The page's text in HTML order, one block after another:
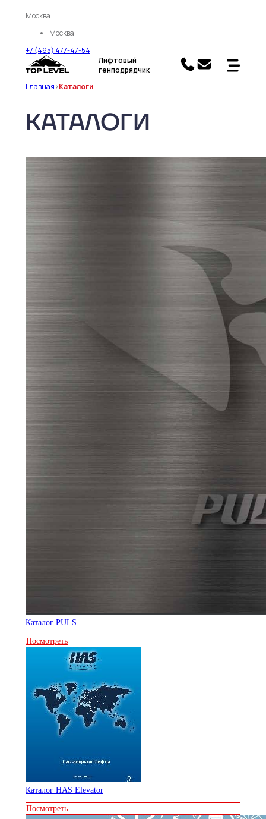
Москва
Москва
+7 (495) 477-47-54
Лифтовый
генподрядчик
Главная>Каталоги
КАТАЛОГИ
Каталог PULS
Посмотреть
Каталог HAS Elevator
Посмотреть